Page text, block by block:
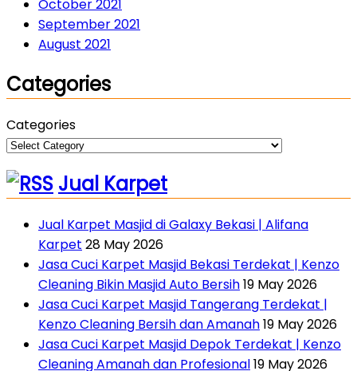
October 2021
September 2021
August 2021
Categories
Categories
Jual Karpet
Jual Karpet Masjid di Galaxy Bekasi | Alifana
Karpet 28 May 2026
Jasa Cuci Karpet Masjid Bekasi Terdekat | Kenzo
Cleaning Bikin Masjid Auto Bersih19 May 2026
Jasa Cuci Karpet Masjid Tangerang Terdekat |
Kenzo Cleaning Bersih dan Amanah19 May 2026
Jasa Cuci Karpet Masjid Depok Terdekat | Kenzo
Cleaning Amanah dan Profesional19 May 2026